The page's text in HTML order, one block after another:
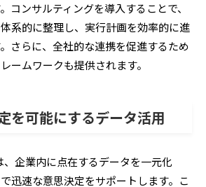
コンサルティングを導入することで、
系的に整理し、実行計画を効率的に進
さらに、全社的な連携を促進するため
ームワークも提供されます。
を可能にするデータ活用
、企業内に点在するデータを一元化
迅速な意思決定をサポートします。こ